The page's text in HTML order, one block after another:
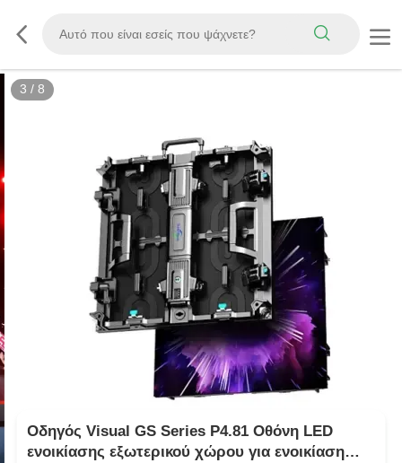
3 / 8
Οδηγός Visual GS Series P4.81 Οθόνη LED
ενοικίασης εξωτερικού χώρου για ενοικίαση